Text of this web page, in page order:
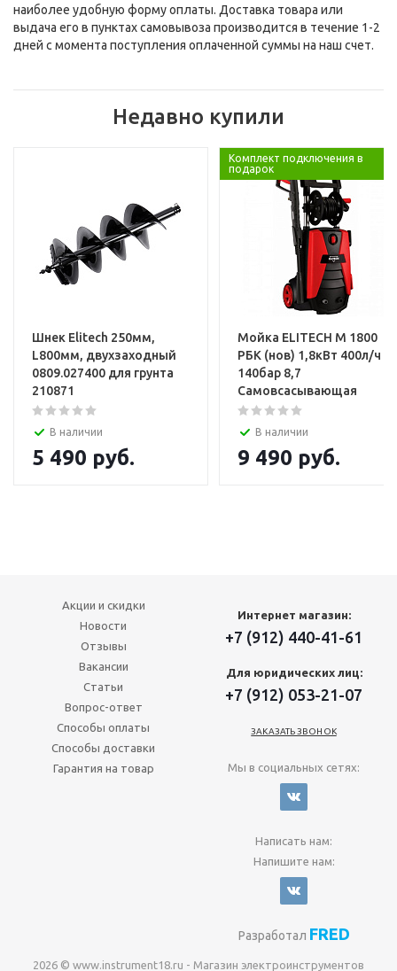
наиболее удобную форму оплаты. Доставка товара или
выдача его в пунктах самовывоза производится в течение 1-2
дней с момента поступления оплаченной суммы на наш счет.
Недавно купили
Шнек Elitech 250мм,
L800мм, двухзаходный
0809.027400 для грунта
210871
В наличии
5 490 руб.
Комплект подключения в
подарок
Мойка ELITECH М 1800
РБК (нов) 1,8кВт 400л/ч
140бар 8,7
Самовсасывающая
В наличии
9 490 руб.
Акции и скидки
Новости
Отзывы
Вакансии
Статьи
Вопрос-ответ
Способы оплаты
Способы доставки
Гарантия на товар
Интернет магазин:
+7 (912) 440-41-61
Для юридических лиц:
+7 (912) 053-21-07
ЗАКАЗАТЬ ЗВОНОК
Мы в социальных сетях:
Написать нам:
Напишите нам:
Разработал FRED
2026 © www.instrument18.ru - Магазин электроинструментов